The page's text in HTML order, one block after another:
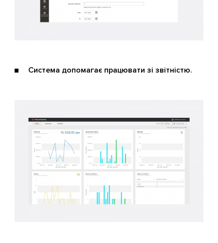
Система допомагає працювати зі звітністю.